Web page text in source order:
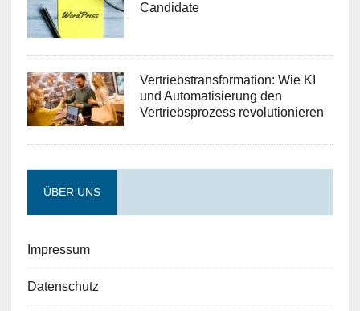
Candidate
Vertriebstransformation: Wie KI
und Automatisierung den
Vertriebsprozess revolutionieren
ÜBER UNS
Impressum
Datenschutz